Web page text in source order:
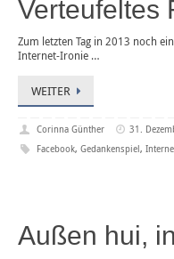
Verteufeltes
Zum letzten Tag in 2013 noch
Internet-Ironie …
WEITER
Corinna Günther 31.
Facebook,Gedankenspiel,
Außen hui,